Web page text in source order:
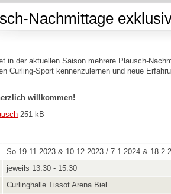
Nachmittage
in der aktuellen Saison mehrere Plausch-
Curling-Sport kennenzulernen und neue
willkommen!
251 kB
So 19.11.2023 & 10.12.2023 / 7.1.2024 &
jeweils 13.30 - 15.30
Curlinghalle Tissot Arena Biel